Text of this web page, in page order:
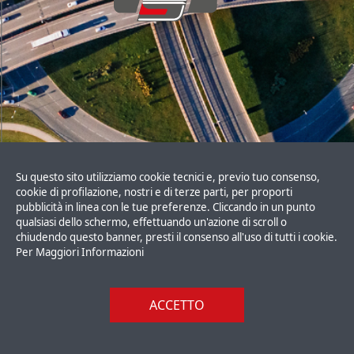
mail:info@suardispa.it
pec:suardispa@legalmail.it
2023 Tutti i diritti riservarti a Suardi Spa
C.F e P.IVA: 03231070164
Su questo sito utilizziamo cookie tecnici e, previo tuo consenso,
cookie di profilazione, nostri e di terze parti, per proporti
pubblicità in linea con le tue preferenze. Cliccando in un punto
qualsiasi dello schermo, effettuando un'azione di scroll o
chiudendo questo banner, presti il consenso all'uso di tutti i cookie.
Per Maggiori Informazioni
ACCETTO